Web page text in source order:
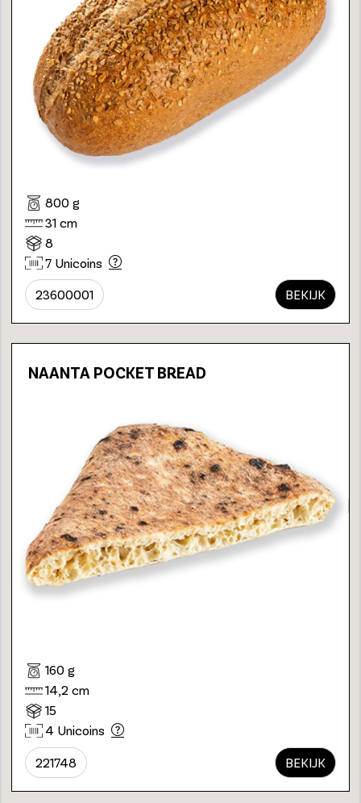
800 g
31 cm
8
7 Unicoins
23600001 BEKIJK
NAANTA POCKET BREAD
160 g
14,2 cm
15
4 Unicoins
221748 BEKIJK